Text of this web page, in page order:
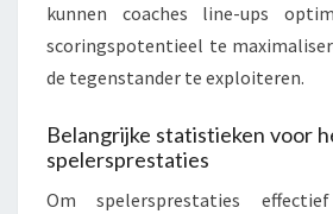
kunnen coaches line-ups
scoringspotentieel te
de tegenstander te exploiteren.
Belangrijke statistieken voor
spelersprestaties
Om spelersprestaties